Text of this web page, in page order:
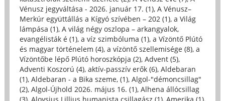
Vénusz jegyváltása - 2026. január 17. (1), A Vénusz–
Merkúr együttállás a Kígyó szívében – 202 (1), a Világ
lámpása (1), A világ négy oszlopa – arkangyalok,
evangélisták é (1), a víz szimbóluma (1), a Vízöntő Plútó
és magyar történelem (4), a vízöntő szellemisége (8), a
Vízöntőbe lépő Plútó horoszkópja (2), Advent (5),
Adventi Koszorú (4), aktív-passzív erők (6), Aldebaran
(1), Aldebaran - a Bika szeme, (1), Algol-"démoncsillag"
(2), Algol-Újhold 2026. május 16. (1), Alhena állócsillag